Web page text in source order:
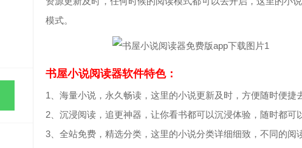
模式。
书屋小说阅读器软件特色：
1、海量小说，永久畅读，这里的小说更新及时，方便随时便捷
2、沉浸阅读，追更神器，让你看书都可以沉浸体验，随时都可
3、全站免费，精选分类，这里的小说分类详细细致，不同的阅